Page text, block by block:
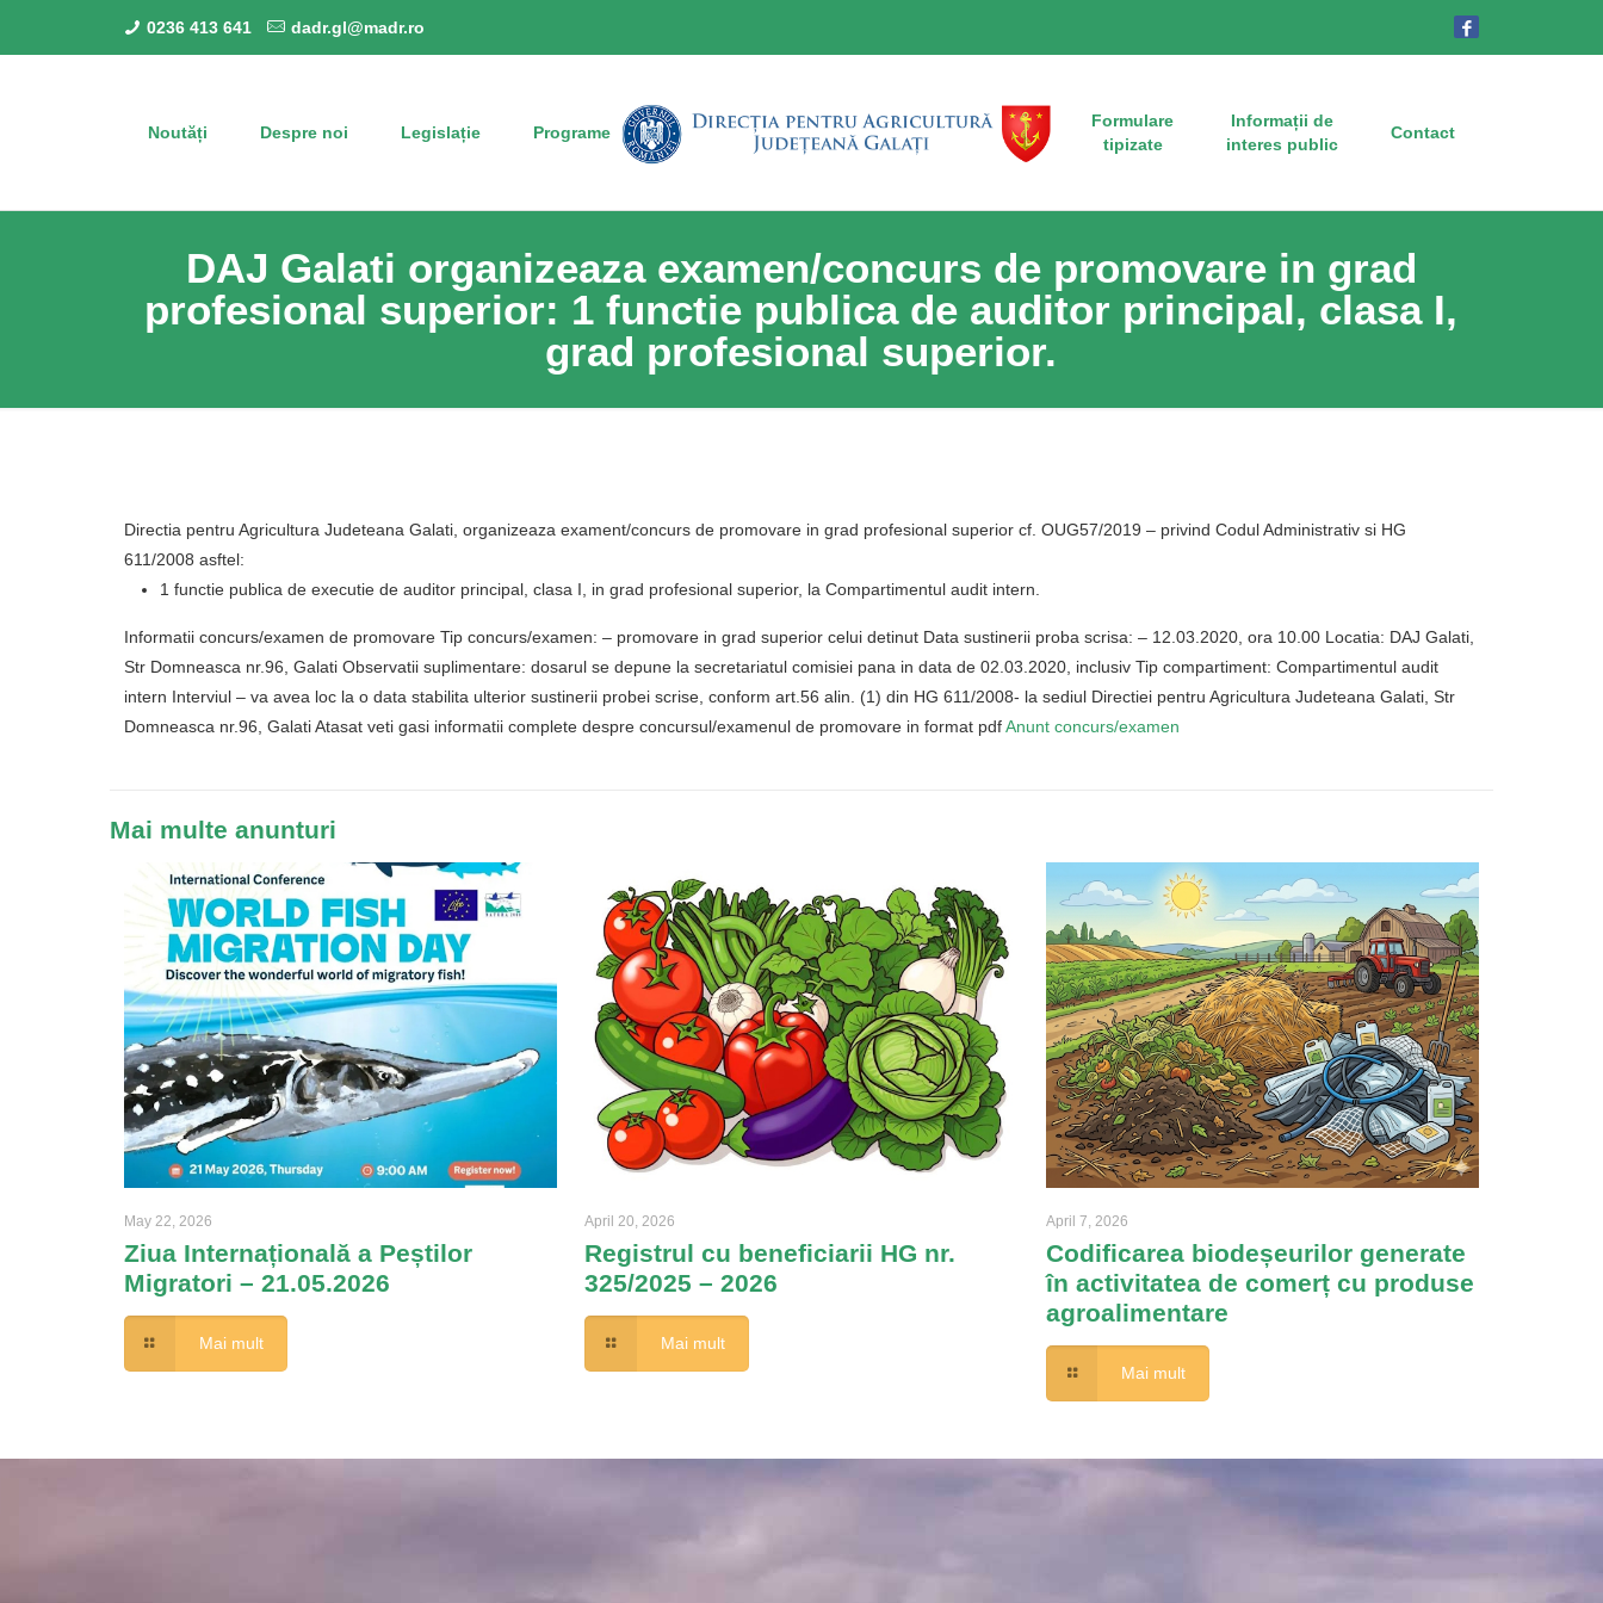
0236 413 641 dadr.gl@madr.ro
Noutăți Despre noi Legislație Programe
Formulare
tipizate
Informații de
interes public
Contact
DAJ Galati organizeaza examen/concurs de promovare in grad
profesional superior: 1 functie publica de auditor principal, clasa I,
grad profesional superior.
Directia pentru Agricultura Judeteana Galati, organizeaza exament/concurs de promovare in grad profesional superior cf. OUG57/2019 – privind Codul Administrativ si HG
611/2008 asftel:
1 functie publica de executie de auditor principal, clasa I, in grad profesional superior, la Compartimentul audit intern.
Informatii concurs/examen de promovare Tip concurs/examen: – promovare in grad superior celui detinut Data sustinerii proba scrisa: – 12.03.2020, ora 10.00 Locatia: DAJ Galati,
Str Domneasca nr.96, Galati Observatii suplimentare: dosarul se depune la secretariatul comisiei pana in data de 02.03.2020, inclusiv Tip compartiment: Compartimentul audit
intern Interviul – va avea loc la o data stabilita ulterior sustinerii probei scrise, conform art.56 alin. (1) din HG 611/2008- la sediul Directiei pentru Agricultura Judeteana Galati, Str
Domneasca nr.96, Galati Atasat veti gasi informatii complete despre concursul/examenul de promovare in format pdfAnunt concurs/examen
Mai multe anunturi
May 22, 2026
Ziua Internațională a Peștilor
Migratori – 21.05.2026
Mai mult
April 20, 2026
Registrul cu beneficiarii HG nr.
325/2025 – 2026
Mai mult
April 7, 2026
Codificarea biodeșeurilor generate
în activitatea de comerț cu produse
agroalimentare
Mai mult